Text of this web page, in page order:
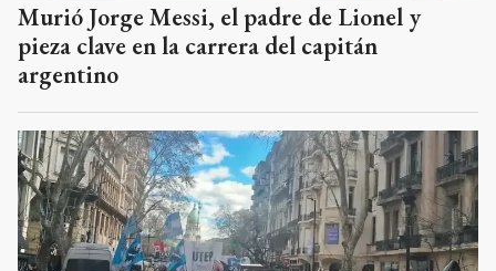
Murió Jorge Messi, el padre de Lionel y
pieza clave en la carrera del capitán
argentino